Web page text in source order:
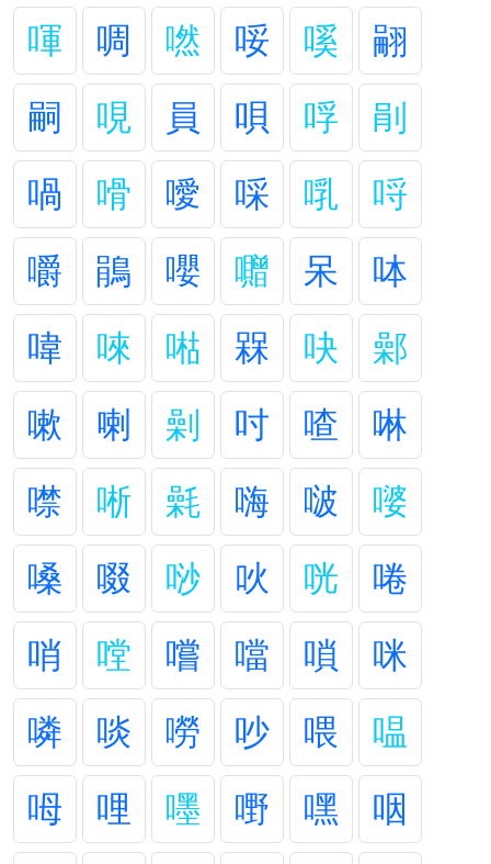
喗
啁 嘫 哸 嗘
翤
嗣
哯 員 唄 哹
剈
喎
嗗 噯 啋 啂
哷
嚼
鵑 嚶 囎 呆
呠
喡
唻 喖 槑 吷
鄵
嗽
喇 劋 吋 喳
啉
噤
唽 氉 嗨 啵
嘙
嗓
啜 唦 吙 咣
啳
哨
嘡 嚐 噹 嗩
咪
噒
啖 嘮 吵 喂
嗢
呣
哩 嚜 嘢 嘿
咽